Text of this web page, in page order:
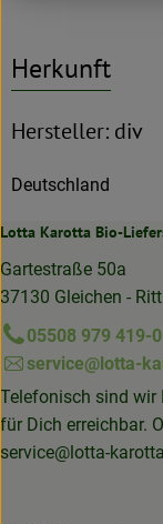
Herkunft
Hersteller: div
Deutschland
Lotta Karotta Bio-
Gartestraße 50a
37130 Gleichen -
05508 979 419-0
service@lotta-
Telefonisch sind wir
für Dich erreichbar.
service@lotta-